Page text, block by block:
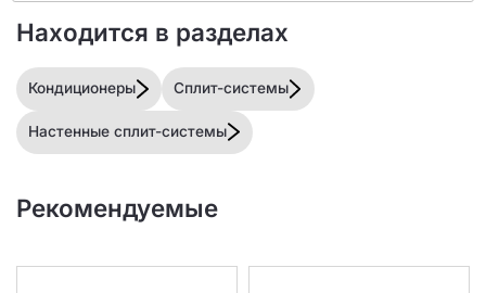
Находится в разделах
Кондиционеры Сплит-системы
Настенные сплит-системы
Рекомендуемые